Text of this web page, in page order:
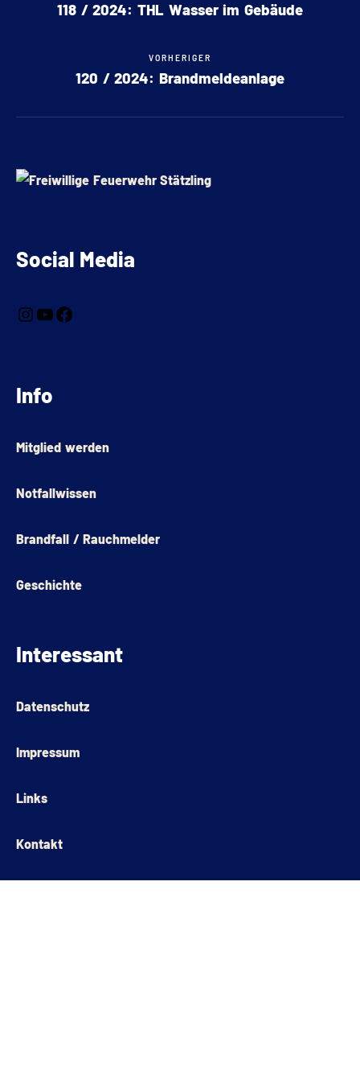
118 / 2024: THL Wasser im Gebäude
VORHERIGER
120 / 2024: Brandmeldeanlage
Social Media
Info
Mitglied werden
Notfallwissen
Brandfall / Rauchmelder
Geschichte
Interessant
Datenschutz
Impressum
Links
Kontakt